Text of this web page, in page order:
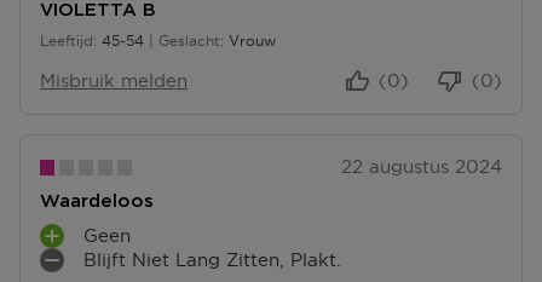
orderbevestiging mee.
Ga naar meer info en FAQ’s over retourneren.
N
N
VIOLETTA B
Leeftijd
45 tot 5445-54 Geslacht Vrouw
Misbruik melden (0)
(0)
22 augustus 2024
Waardeloos
P
L
Geen
M
Blijft Niet Lang Zitten, Plakt.